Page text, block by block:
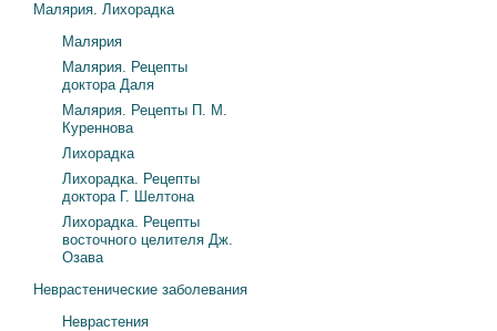
Малярия. Лихорадка
Малярия
Малярия. Рецепты
доктора Даля
Малярия. Рецепты П. М.
Куреннова
Лихорадка
Лихорадка. Рецепты
доктора Г. Шелтона
Лихорадка. Рецепты
восточного целителя Дж.
Озава
Неврастенические заболевания
Неврастения